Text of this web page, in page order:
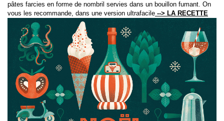
pâtes farcies en forme de nombril servies dans un bouillon fumant. On
vous les recommande, dans une version ultrafacile --> LA RECETTE